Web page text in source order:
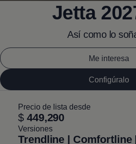
Jetta
Así como lo
Me interesa
Configúralo
Precio de lista desde
$ 449,290
Versiones
Trendline | Comfortline